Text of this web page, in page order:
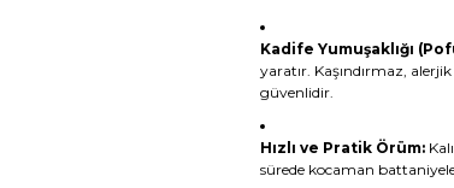
Kadife Yumuşaklığı
yaratır. Kaşındırmaz,
güvenlidir.
Hızlı ve Pratik Örüm:
sürede kocaman